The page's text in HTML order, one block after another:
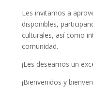
Les invitamos a
disponibles,
culturales, así como
comunidad.
¡Les deseamos un
¡Bienvenidos y